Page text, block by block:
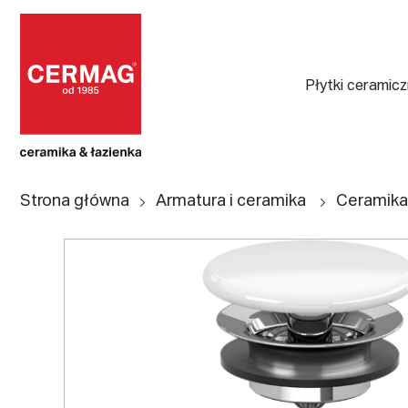
Płytki
Strona główna Armatura i ceramika